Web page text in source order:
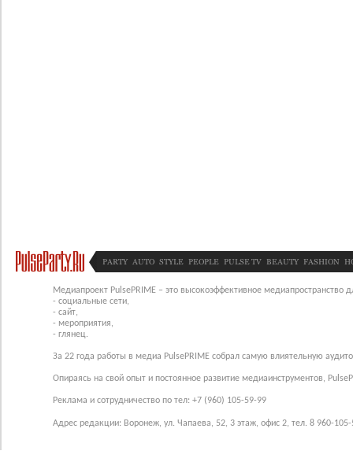
PARTY AUTO STYLE PEOPLE PULSE TV BEAUTY FASHION
Медиапроект PulsePRIME – это высокоэффективное медиапространство
- социальные сети,
- сайт,
- мероприятия,
- глянец.
За 22 года работы в медиа PulsePRIME собрал самую влиятельную
Опираясь на свой опыт и постоянное развитие медиаинструментов,
Реклама и сотрудничество по тел: +7 (960) 105-59-99
Адрес редакции: Воронеж, ул. Чапаева, 52, 3 этаж, офис 2, тел. 8 960-